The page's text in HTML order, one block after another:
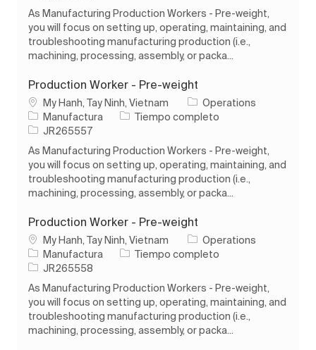
As Manufacturing Production Workers - Pre-weight,
you will focus on setting up, operating, maintaining, and
troubleshooting manufacturing production (i.e.,
machining, processing, assembly, or packa...
Production Worker - Pre-weight
Ubicación
My Hanh, Tay Ninh, Vietnam
Operations
Categoría
Manufactura Tipo de trabajo
Tiempo completo
ID de trabajo
JR265557
As Manufacturing Production Workers - Pre-weight,
you will focus on setting up, operating, maintaining, and
troubleshooting manufacturing production (i.e.,
machining, processing, assembly, or packa...
Production Worker - Pre-weight
Ubicación
My Hanh, Tay Ninh, Vietnam
Operations
Categoría
Manufactura Tipo de trabajo
Tiempo completo
ID de trabajo
JR265558
As Manufacturing Production Workers - Pre-weight,
you will focus on setting up, operating, maintaining, and
troubleshooting manufacturing production (i.e.,
machining, processing, assembly, or packa...